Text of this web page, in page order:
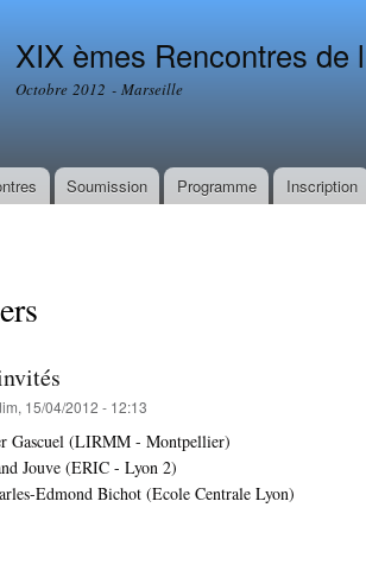
XIX èmes Rencontres
Octobre 2012 - Marseille
Soumission Programme Inscription
15/04/2012 - 12:13
Gascuel (LIRMM - Montpellier)
Jouve (ERIC - Lyon 2)
Edmond Bichot (Ecole Centrale Lyon)